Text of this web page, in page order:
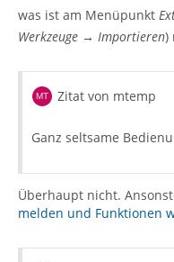
was ist am Menüpunkt
Werkzeuge → Importieren)
Zitat von mtemp
Ganz seltsame
Überhaupt nicht.
melden und Funktionen